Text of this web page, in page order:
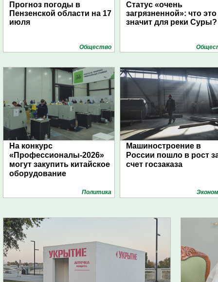
Прогноз погоды в
Пензенской области на 17
июля
Общество
Статус «очень
загрязненной»: что это
значит для реки Суры?
На конкурс
«Профессионалы-2026»
могут закупить китайское
оборудование
Политика
Машиностроение в
России пошло в рост
счет госзаказа